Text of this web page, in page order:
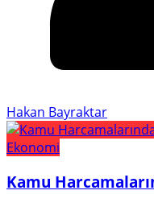
Hakan Bayraktar
Ekonomi
Kamu